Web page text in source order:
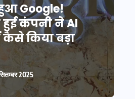
Google!
कंपनी ने AI
किया बड़ा
2025